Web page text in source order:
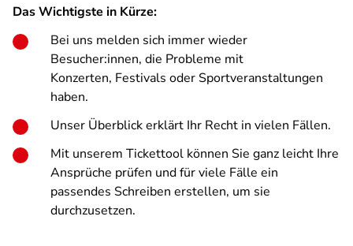
Das Wichtigste in Kürze:
Bei uns melden sich immer wieder
Besucher:innen, die Probleme mit
Konzerten, Festivals oder Sportveranstaltungen
haben.
Unser Überblick erklärt Ihr Recht in vielen Fällen.
Mit unserem Tickettool können Sie ganz leicht Ihre
Ansprüche prüfen und für viele Fälle ein
passendes Schreiben erstellen, um sie
durchzusetzen.